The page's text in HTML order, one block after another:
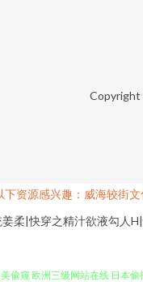
资源感兴趣：威海较街文
柔|快穿之精汁欲液勾人